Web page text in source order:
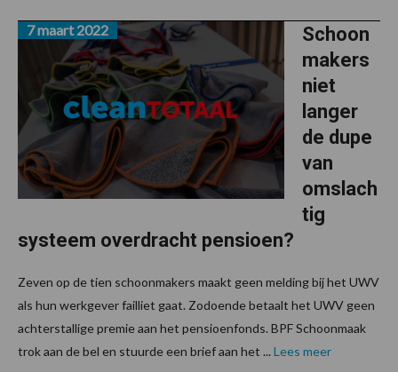
Schoon
makers
niet
langer
de dupe
van
omslach
tig
systeem overdracht pensioen?
7 maart 2022
Zeven op de tien schoonmakers maakt geen melding bij het UWV
als hun werkgever failliet gaat. Zodoende betaalt het UWV geen
achterstallige premie aan het pensioenfonds. BPF Schoonmaak
trok aan de bel en stuurde een brief aan het ...Lees meer